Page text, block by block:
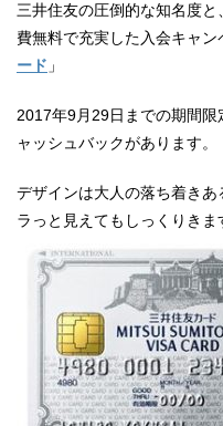
三井住友の圧倒的な知名度
費無料で充実した入会キャン
ード 」
2017年9月29日までの期間
ャッシュバックがあります。
デザインは大人の落ち着き
ラっと見えてもしっくりきま